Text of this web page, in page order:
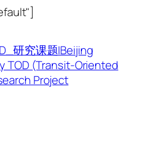
内
容
研究课题|Beijing
TOD (Transit-Oriented
Project